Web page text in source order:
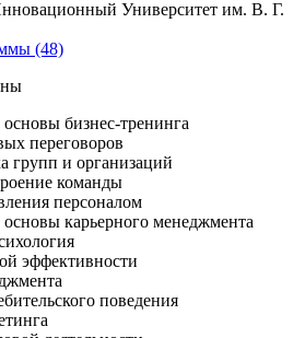
(48)
бизнес-тренинга
переговоров
групп и организаций
команды
персоналом
карьерного менеджмента
эффективности
поведения